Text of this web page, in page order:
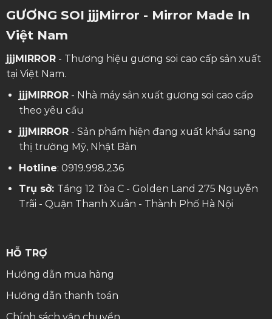
GƯƠNG SOI jjjMirror - Mirror Made In
Việt Nam
jjjMIRROR- Thương hiệu gương soi cao cấp sản xuất
tại Việt Nam.
jjjMIRROR- Nhà máy sản xuất gương soi cao cấp
theo yêu cầu
jjjMIRROR- Sản phẩm hiện đang xuất khẩu sang
thị trường Mỹ, Nhật Bản
Hotline: 0919.998.236
Trụ sở: Tầng 12 Tòa C - Golden Land 275 Nguyễn
Trãi - Quận Thanh Xuân - Thành Phố Hà Nội
HỖ TRỢ
Hướng dẫn mua hàng
Hướng dẫn thanh toán